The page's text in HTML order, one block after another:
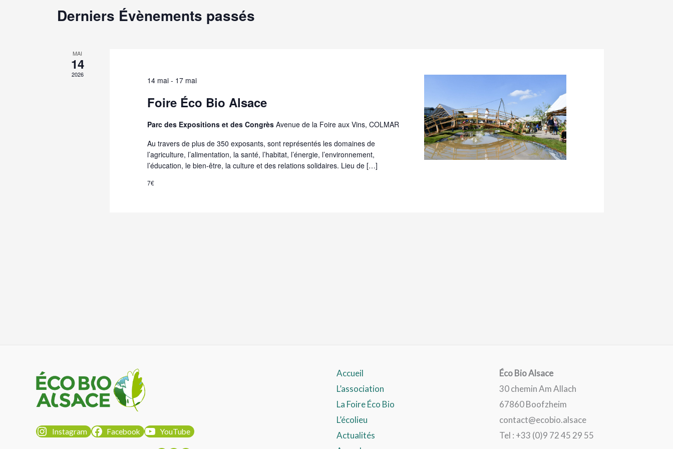
Derniers Évènements passés
MAI
14
2026
14 mai - 17 mai
Foire Éco Bio Alsace
Parc des Expositions et des CongrèsAvenue de la Foire aux Vins, COLMAR
Au travers de plus de 350 exposants, sont représentés les domaines de
l’agriculture, l’alimentation, la santé, l’habitat, l’énergie, l’environnement,
l’éducation, le bien-être, la culture et des relations solidaires. Lieu de […]
7€
Instagram Facebook YouTube
Accueil
L’association
La Foire Éco Bio
L’écolieu
Actualités
Éco Bio Alsace
30 chemin Am Allach
67860 Boofzheim
contact@ecobio.alsace
Tel : +33 (0)9 72 45 29 55